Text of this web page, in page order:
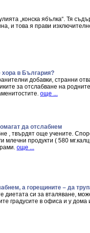
„конска ябълка“. Тя
и това я прави
хора в България?
добавки, странни
за отслабване на
още ...
да отслабнем
, твърдят още учените.
млечни продукти ( 580
още ...
а горещините – да
диетата си за вталяване,
градусите в офиса и у дома